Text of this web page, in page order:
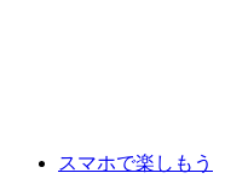
スマホで楽しもう